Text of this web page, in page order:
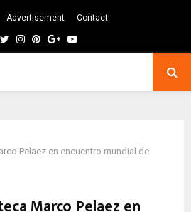
Advertisement Contact
TwitterInstagram
Pinterest
GoogleYoutube
Pelaez en encuentro mundial de
Marco Pelaez en